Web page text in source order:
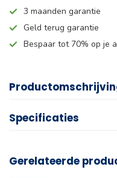
3 maanden garantie
Geld terug garantie
Bespaar tot 70% op je
Specificaties
Gerelateerde